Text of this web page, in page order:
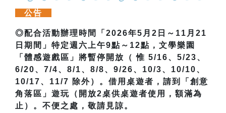
公告
◎配合活動辦理時間「 2026年5 月 2 日～ 11 月 21
日期間」特定週六上午9點～ 12點，文學樂園
「體感遊戲區」將暫停開放（ 惟 5/16、5/23、
6/20、 7/4、 8/1、 8/8、 9/26、 10/3、 10/10、
10/17、 11/7 除外）。借用桌遊者，請到「創意
角落區」遊玩（開放2桌供桌遊者使用，額滿為
止）。不便之處，敬請見諒。